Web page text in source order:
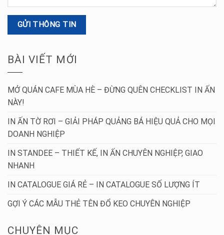
BÀI VIẾT MỚI
MỞ QUÁN CAFE MÙA HÈ – ĐỪNG QUÊN CHECKLIST IN ẤN
NÀY!
IN ẤN TỜ RƠI – GIẢI PHÁP QUẢNG BÁ HIỆU QUẢ CHO MỌI
DOANH NGHIỆP
IN STANDEE – THIẾT KẾ, IN ẤN CHUYÊN NGHIỆP, GIAO
NHANH
IN CATALOGUE GIÁ RẺ – IN CATALOGUE SỐ LƯỢNG ÍT
GỢI Ý CÁC MẪU THẺ TÊN ĐỔ KEO CHUYÊN NGHIỆP
CHUYÊN MỤC